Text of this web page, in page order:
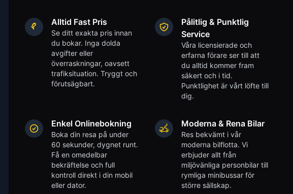
Alltid Fast Pris
Se ditt exakta pris innan
du bokar. Inga dolda
avgifter eller
överraskningar, oavsett
trafiksituation. Tryggt och
förutsägbart.
Pålitlig & Punktlig
Service
Våra licensierade och
erfarna förare ser till att
du alltid kommer fram
säkert och i tid.
Punktlighet är vårt löfte till
dig.
Enkel Onlinebokning
Boka din resa på under
60 sekunder, dygnet runt.
Få en omedelbar
bekräftelse och full
kontroll direkt i din mobil
eller dator.
Moderna & Rena Bilar
Res bekvämt i vår
moderna bilflotta. Vi
erbjuder allt från
miljövänliga personbilar till
rymliga minibussar för
större sällskap.